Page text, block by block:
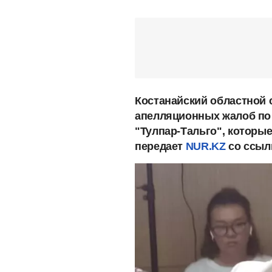
Костанайский
апелляционных жалоб
"Тулпар-Тальго",
передает NUR.KZсо